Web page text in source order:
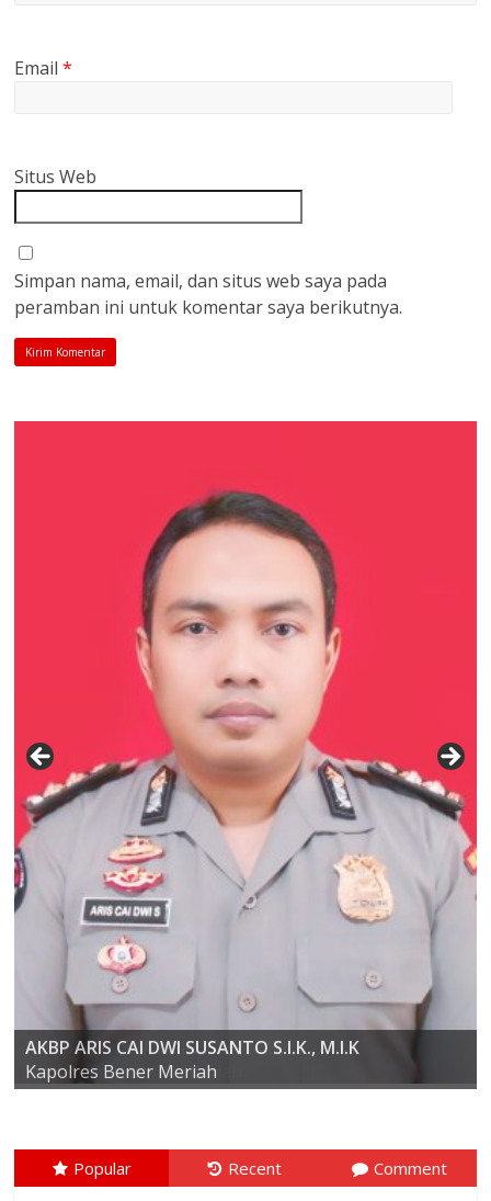
Email*
Situs Web
Simpan nama, email, dan situs web saya pada
peramban ini untuk komentar saya berikutnya.
AKBP ARIS CAI DWI SUSANTO S.I.K., M.I.K
Kapolres Bener Meriah
Kompol Dr. SYABIRIN, S.H., M.SI
Popular Recent Comment